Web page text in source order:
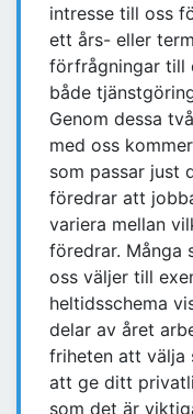
intresse till oss
ett års- eller
förfrågningar till
både
Genom dessa
med oss
som passar just
föredrar att
variera mellan
föredrar. Många
oss väljer till
heltidsschema
delar av året
friheten att välja
att ge ditt
som det är